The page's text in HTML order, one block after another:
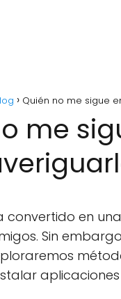
Quién no me sigue
me
convertido en
Sin